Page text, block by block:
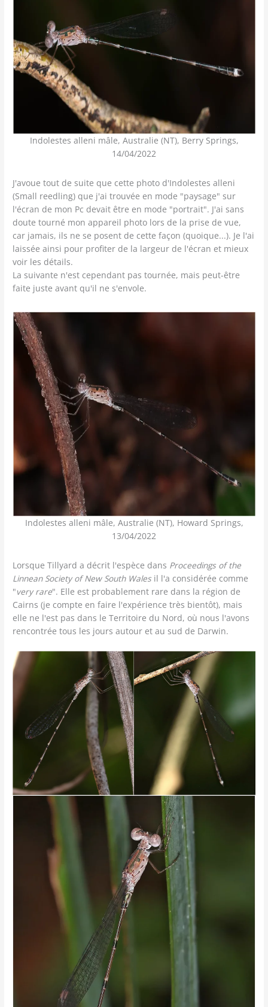
Indolestes alleni mâle, Australie (NT), Berry Springs,
14/04/2022
J'avoue tout de suite que cette photo d'Indolestes alleni
(Small reedling) que j'ai trouvée en mode "paysage" sur
l'écran de mon Pc devait être en mode "portrait". J'ai sans
doute tourné mon appareil photo lors de la prise de vue,
car jamais, ils ne se posent de cette façon (quoique...). Je l'ai
laissée ainsi pour profiter de la largeur de l'écran et mieux
voir les détails.
La suivante n'est cependant pas tournée, mais peut-être
faite juste avant qu'il ne s'envole.
Indolestes alleni mâle, Australie (NT), Howard Springs,
13/04/2022
Lorsque Tillyard a décrit l'espèce dans Proceedings of the
Linnean Society of New South Walesil l'a considérée comme
"very rare". Elle est probablement rare dans la région de
Cairns (je compte en faire l'expérience très bientôt), mais
elle ne l'est pas dans le Territoire du Nord, où nous l'avons
rencontrée tous les jours autour et au sud de Darwin.